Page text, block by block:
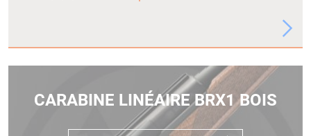
CARABINE LINÉAIRE BRX1 BOIS